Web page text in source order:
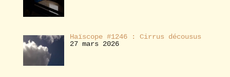
Haïscope #1246 : Cirrus décousus
27 mars 2026